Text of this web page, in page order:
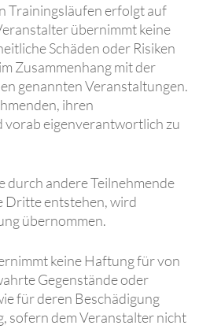
Trainingsläufen erfolgt auf
übernimmt keine
Schäden oder Risiken
Zusammenhang mit der
genannten Veranstaltungen.
ihren
vorab eigenverantwortlich zu
durch andere Teilnehmende
Dritte entstehen, wird
übernommen.
keine Haftung für von
Gegenstände oder
für deren Beschädigung
sofern dem Veranstalter nicht